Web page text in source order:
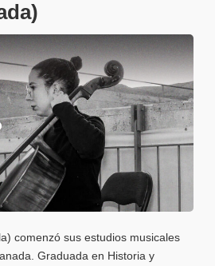
comenzó sus estudios musicales
Graduada en Historia y